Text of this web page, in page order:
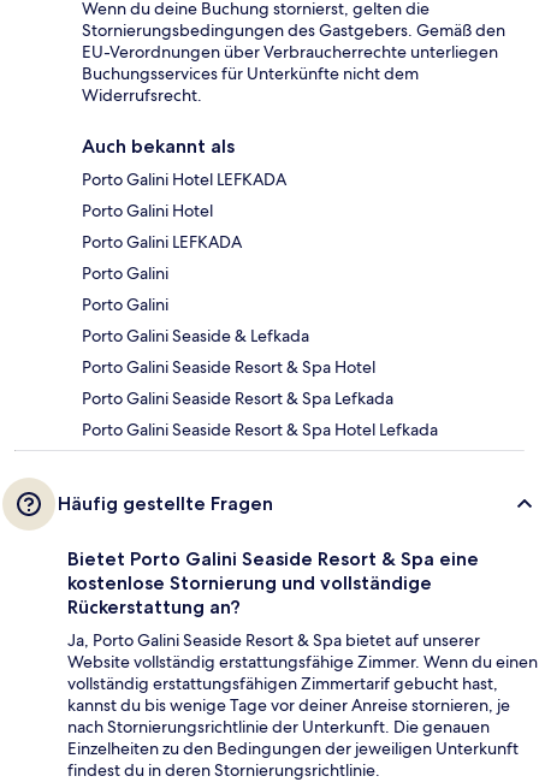
Wenn du deine Buchung stornierst, gelten die
Stornierungsbedingungen des Gastgebers. Gemäß den
EU-Verordnungen über Verbraucherrechte unterliegen
Buchungsservices für Unterkünfte nicht dem
Widerrufsrecht.
Auch bekannt als
Porto Galini Hotel LEFKADA
Porto Galini Hotel
Porto Galini LEFKADA
Porto Galini
Porto Galini
Porto Galini Seaside & Lefkada
Porto Galini Seaside Resort & Spa Hotel
Porto Galini Seaside Resort & Spa Lefkada
Porto Galini Seaside Resort & Spa Hotel Lefkada
Häufig gestellte Fragen
Bietet Porto Galini Seaside Resort & Spa eine
kostenlose Stornierung und vollständige
Rückerstattung an?
Ja, Porto Galini Seaside Resort & Spa bietet auf unserer
Website vollständig erstattungsfähige Zimmer. Wenn du einen
vollständig erstattungsfähigen Zimmertarif gebucht hast,
kannst du bis wenige Tage vor deiner Anreise stornieren, je
nach Stornierungsrichtlinie der Unterkunft. Die genauen
Einzelheiten zu den Bedingungen der jeweiligen Unterkunft
findest du in deren Stornierungsrichtlinie.